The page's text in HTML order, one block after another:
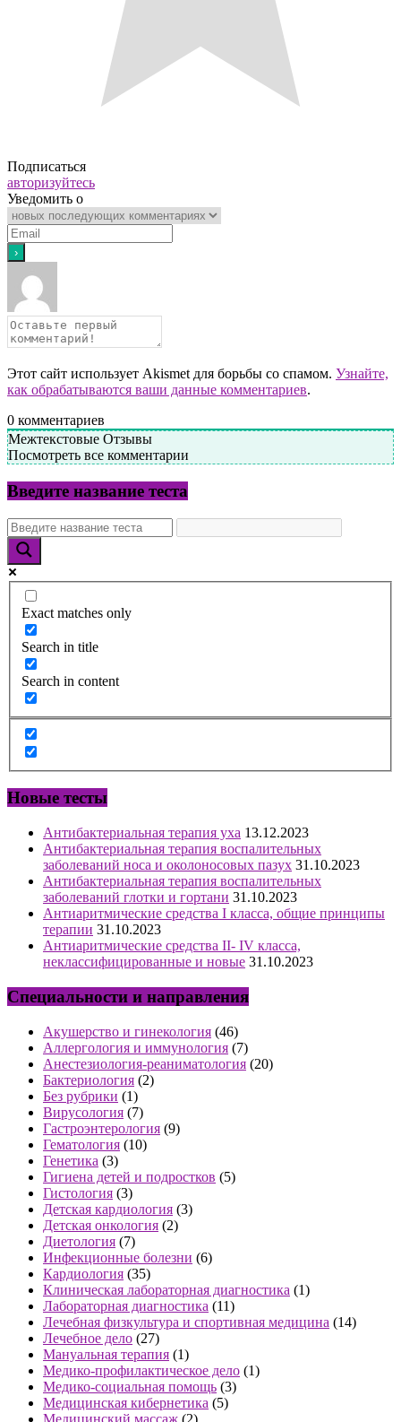
Подписаться
авторизуйтесь
Уведомить о
Этот сайт использует Akismet для борьбы со спамом. Узнайте,
как обрабатываются ваши данные комментариев.
0 комментариев
Межтекстовые Отзывы
Посмотреть все комментарии
Введите название теста
Exact matches only
Search in title
Search in content
Новые тесты
Антибактериальная терапия уха 13.12.2023
Антибактериальная терапия воспалительных
заболеваний носа и околоносовых пазух 31.10.2023
Антибактериальная терапия воспалительных
заболеваний глотки и гортани 31.10.2023
Антиаритмические средства I класса, общие принципы
терапии 31.10.2023
Антиаритмические средства II- IV класса,
неклассифицированные и новые 31.10.2023
Специальности и направления
Акушерство и гинекология (46)
Аллергология и иммунология (7)
Анестезиология-реаниматология (20)
Бактериология (2)
Без рубрики (1)
Вирусология (7)
Гастроэнтерология (9)
Гематология (10)
Генетика (3)
Гигиена детей и подростков (5)
Гистология (3)
Детская кардиология (3)
Детская онкология (2)
Диетология (7)
Инфекционные болезни (6)
Кардиология (35)
Клиническая лабораторная диагностика (1)
Лабораторная диагностика (11)
Лечебная физкультура и спортивная медицина (14)
Лечебное дело (27)
Мануальная терапия (1)
Медико-профилактическое дело (1)
Медико-социальная помощь (3)
Медицинская кибернетика (5)
Медицинский массаж (2)